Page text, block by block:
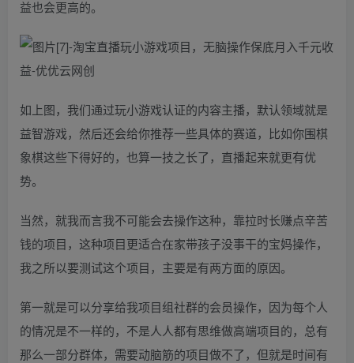
益也会更高的。
如上图，我们通过玩小游戏认证的内容主播，默认领域就是
益智游戏，然后还会给你推荐一些具体的赛道，比如你围棋
象棋这些下得好的，也算一技之长了，直播起来就更有优
势。
当然，就我而言我不可能会去操作这种，靠拉时长赚点辛苦
钱的项目，这种项目更适合在家带孩子没事干的宝妈操作，
我之所以要测试这个项目，主要是有两方面的原因。
第一就是可以分享给我项目组社群的会员操作，因为每个人
的情况是不一样的，不是人人都有思维做高端项目的，总有
那么一部分群体，需要动脑筋的项目做不了，但就是时间有